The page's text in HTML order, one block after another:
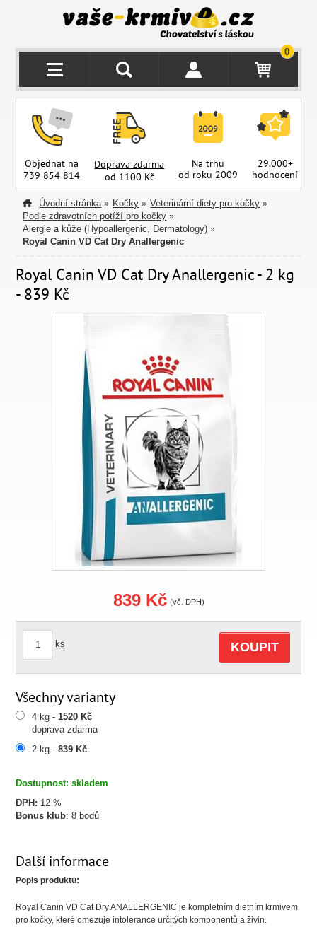
0
Objednat na
739 854 814
Doprava zdarma
od 1100 Kč
Na trhu
od roku 2009
29.000+
hodnocení
Úvodní stránka » Kočky » Veterinární diety pro kočky »
Podle zdravotních potíží pro kočky »
Alergie a kůže (Hypoallergenic, Dermatology) »
Royal Canin VD Cat Dry Anallergenic
Royal Canin VD Cat Dry Anallergenic - 2 kg
- 839 Kč
Dostupnost: skladem
DPH: 12 %
Bonus klub:8 bodů
839 Kč (vč. DPH)
ks KOUPIT
Všechny varianty
4 kg -1520 Kč
doprava zdarma
2 kg -839 Kč
Další informace
Popis produktu:
Royal Canin VD Cat Dry ANALLERGENIC je kompletním dietním krmivem
pro kočky, které omezuje intolerance určitých komponentů a živin.